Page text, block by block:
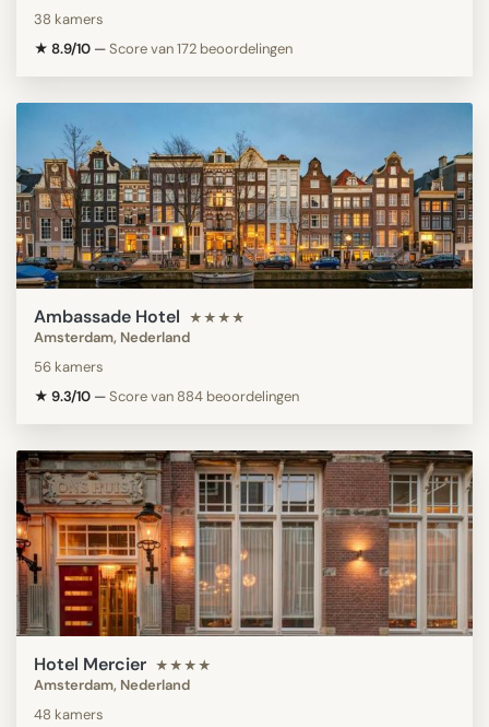
38 kamers
★ 8.9/10 —Score van 172 beoordelingen
Ambassade Hotel ★★★★
Amsterdam, Nederland
56 kamers
★ 9.3/10 —Score van 884 beoordelingen
Hotel Mercier ★★★★
Amsterdam, Nederland
48 kamers